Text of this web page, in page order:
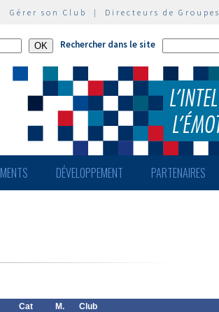
Gérer son Club | Directeurs de Groupes
Rechercher dans le site
DÉVELOPPEMENT PARTENAIRES
Cat M. Club